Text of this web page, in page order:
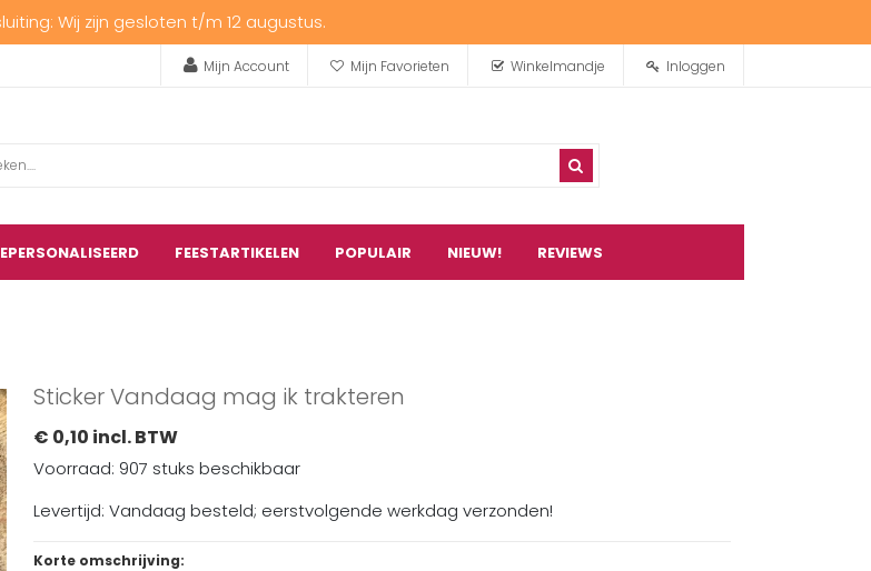
Wij zijn gesloten t/m 12 augustus.
Mijn Account Mijn Favorieten Winkelmandje Inloggen
FEESTARTIKELEN POPULAIR NIEUW! REVIEWS
Sticker Vandaag mag ik trakteren
€ 0,10 incl. BTW
Voorraad: 907 stuks beschikbaar
Levertijd: Vandaag besteld; eerstvolgende werkdag verzonden!
Korte omschrijving: